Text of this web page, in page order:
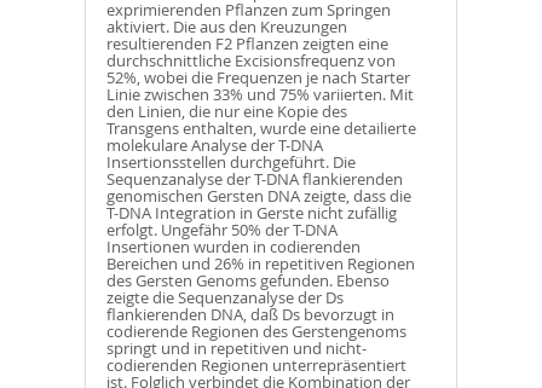
exprimierenden Pflanzen zum Springen
aktiviert. Die aus den Kreuzungen
resultierenden F2 Pflanzen zeigten eine
durchschnittliche Excisionsfrequenz von
52%, wobei die Frequenzen je nach Starter
Linie zwischen 33% und 75% variierten. Mit
den Linien, die nur eine Kopie des
Transgens enthalten, wurde eine detailierte
molekulare Analyse der T-DNA
Insertionsstellen durchgeführt. Die
Sequenzanalyse der T-DNA flankierenden
genomischen Gersten DNA zeigte, dass die
T-DNA Integration in Gerste nicht zufällig
erfolgt. Ungefähr 50% der T-DNA
Insertionen wurden in codierenden
Bereichen und 26% in repetitiven Regionen
des Gersten Genoms gefunden. Ebenso
zeigte die Sequenzanalyse der Ds
flankierenden DNA, daß Ds bevorzugt in
codierende Regionen des Gerstengenoms
springt und in repetitiven und nicht-
codierenden Regionen unterrepräsentiert
ist. Folglich verbindet die Kombination der